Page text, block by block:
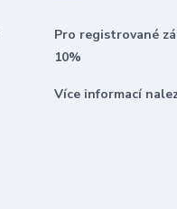
Pro registrované
10%
Více informací